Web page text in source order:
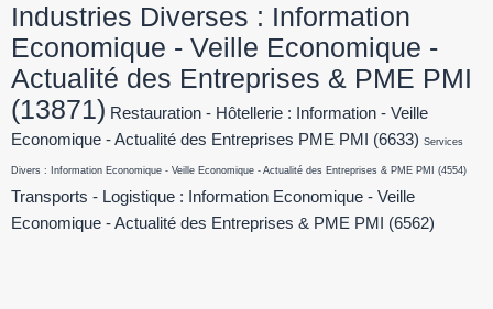
Industries Diverses : Information
Economique - Veille Economique -
Actualité des Entreprises & PME PMI
(13871) Restauration - Hôtellerie : Information - Veille
Economique - Actualité des Entreprises PME PMI
(6633) Services
Divers : Information Economique - Veille Economique - Actualité des Entreprises & PME PMI (4554)
Transports - Logistique : Information Economique - Veille
Economique - Actualité des Entreprises & PME PMI
(6562)